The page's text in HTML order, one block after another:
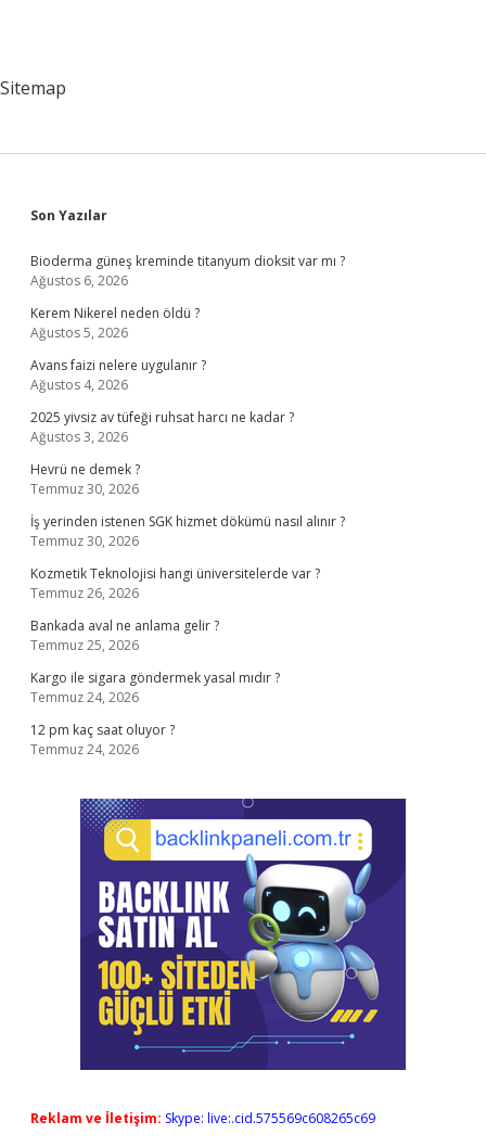
Sitemap
Sidebar
Son Yazılar
Bioderma güneş kreminde titanyum dioksit var mı ?
Ağustos 6, 2026
Kerem Nikerel neden öldü ?
Ağustos 5, 2026
Avans faizi nelere uygulanır ?
Ağustos 4, 2026
2025 yivsiz av tüfeği ruhsat harcı ne kadar ?
Ağustos 3, 2026
Hevrü ne demek ?
Temmuz 30, 2026
İş yerinden istenen SGK hizmet dökümü nasıl alınır ?
Temmuz 30, 2026
Kozmetik Teknolojisi hangi üniversitelerde var ?
Temmuz 26, 2026
Bankada aval ne anlama gelir ?
Temmuz 25, 2026
Kargo ile sigara göndermek yasal mıdır ?
Temmuz 24, 2026
12 pm kaç saat oluyor ?
Temmuz 24, 2026
Reklam ve İletişim: Skype: live:.cid.575569c608265c69